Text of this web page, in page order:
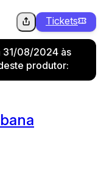
Tickets
31/08/2024 às
produtor: